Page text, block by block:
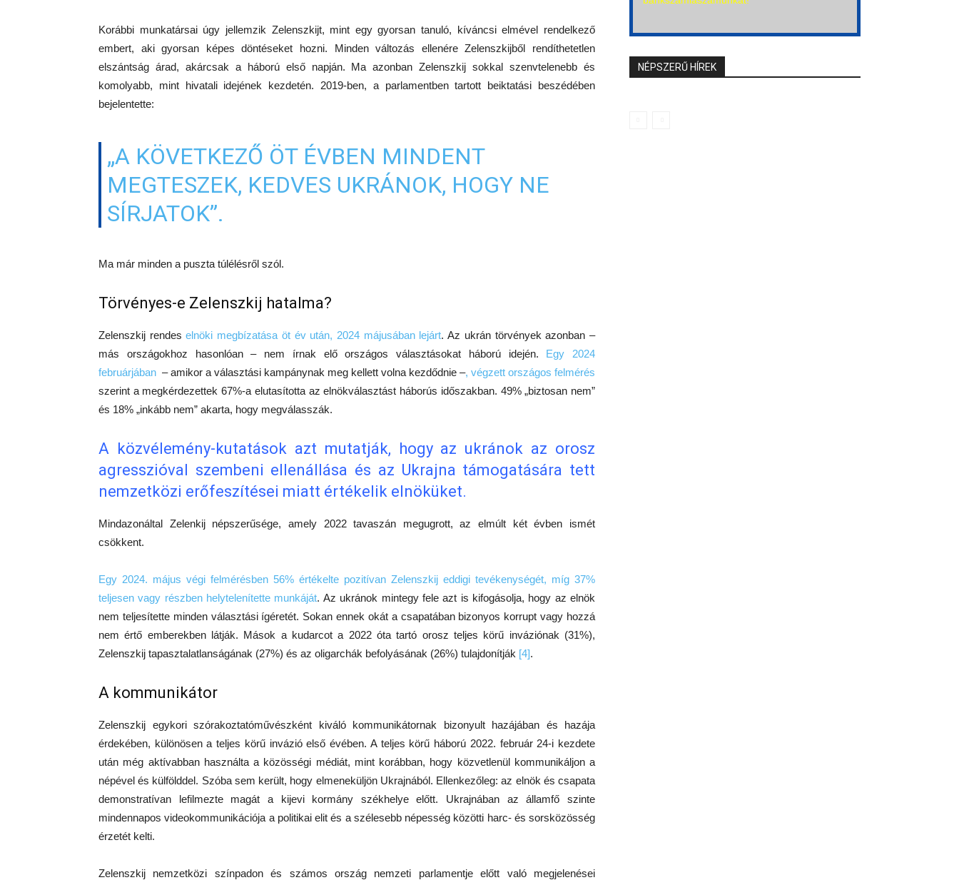
Korábbi munkatársai úgy jellemzik Zelenszkijt, mint egy gyorsan tanuló, kíváncsi elmével rendelkező
embert, aki gyorsan képes döntéseket hozni. Minden változás ellenére Zelenszkijből rendíthetetlen
elszántság árad, akárcsak a háború első napján. Ma azonban Zelenszkij sokkal szenvtelenebb és
komolyabb, mint hivatali idejének kezdetén. 2019-ben, a parlamentben tartott beiktatási beszédében
bejelentette:
„A KÖVETKEZŐ ÖT ÉVBEN MINDENT
MEGTESZEK, KEDVES UKRÁNOK, HOGY NE
SÍRJATOK”.
Ma már minden a puszta túlélésről szól.
Törvényes-e Zelenszkij hatalma?
Zelenszkij rendeselnöki megbízatása öt év után, 2024 májusában lejárt. Az ukrán törvények azonban –
más országokhoz hasonlóan – nem írnak elő országos választásokat háború idején. Egy 2024
februárjában – amikor a választási kampánynak meg kellett volna kezdődnie –, végzett országos felmérés
szerint a megkérdezettek 67%-a elutasította az elnökválasztást háborús időszakban. 49% „biztosan nem”
és 18% „inkább nem” akarta, hogy megválasszák.
A közvélemény-kutatások azt mutatják, hogy az ukránok az orosz
agresszióval szembeni ellenállása és az Ukrajna támogatására tett
nemzetközi erőfeszítései miatt értékelik elnöküket.
Mindazonáltal Zelenkij népszerűsége, amely 2022 tavaszán megugrott, az elmúlt két évben ismét
csökkent.
Egy 2024. május végi felmérésben 56% értékelte pozitívan Zelenszkij eddigi tevékenységét, míg 37%
teljesen vagy részben helytelenítette munkáját. Az ukránok mintegy fele azt is kifogásolja, hogy az elnök
nem teljesítette minden választási ígéretét. Sokan ennek okát a csapatában bizonyos korrupt vagy hozzá
nem értő emberekben látják. Mások a kudarcot a 2022 óta tartó orosz teljes körű inváziónak (31%),
Zelenszkij tapasztalatlanságának (27%) és az oligarchák befolyásának (26%) tulajdonítják [4].
A kommunikátor
Zelenszkij egykori szórakoztatóművészként kiváló kommunikátornak bizonyult hazájában és hazája
érdekében, különösen a teljes körű invázió első évében. A teljes körű háború 2022. február 24-i kezdete
után még aktívabban használta a közösségi médiát, mint korábban, hogy közvetlenül kommunikáljon a
népével és külfölddel. Szóba sem került, hogy elmeneküljön Ukrajnából. Ellenkezőleg: az elnök és csapata
demonstratívan lefilmezte magát a kijevi kormány székhelye előtt. Ukrajnában az államfő szinte
mindennapos videokommunikációja a politikai elit és a szélesebb népesség közötti harc- és sorsközösség
érzetét kelti.
Zelenszkij nemzetközi színpadon és számos ország nemzeti parlamentje előtt való megjelenései
NÉPSZERŰ HÍREK